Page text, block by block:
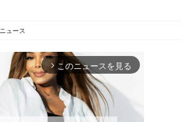
ニュース
arrow_forward_ios このニュースを見る